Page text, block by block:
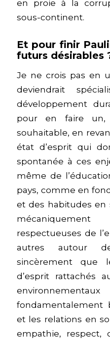
en proie à la
sous-continent.
Et pour finir
futurs désirables
Je ne crois pas en
deviendrait
développement
pour en faire
souhaitable, en
état d’esprit qui
spontanée à ces
même de
pays, comme en
et des habitudes
respectueuses de
autres autour
sincèrement que
d’esprit rattachés
fondamentalement
et les relations en
empathie, respect,